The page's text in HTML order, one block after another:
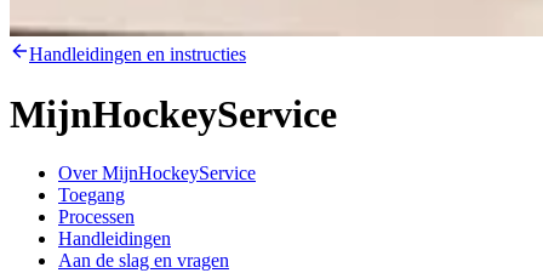
Handleidingen en instructies
MijnHockeyService
Over MijnHockeyService
Toegang
Processen
Handleidingen
Aan de slag en vragen